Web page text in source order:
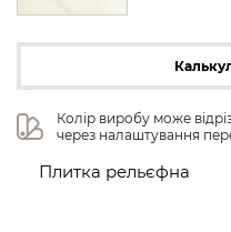
Колір виробу може
через налаштування
Плитка рельєфна